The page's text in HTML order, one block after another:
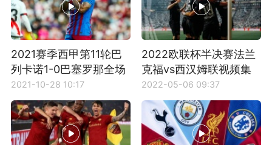
2021赛季西甲第11轮巴
列卡诺1-0巴塞罗那全场
比赛集锦
2021-10-28 10:17
2022欧联杯半决赛法兰
克福vs西汉姆联视频集
锦
2022-05-06 09:37